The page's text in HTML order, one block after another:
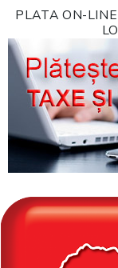
PLATA ON-